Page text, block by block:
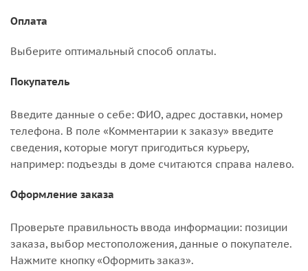
Оплата
Выберите оптимальный способ оплаты.
Покупатель
Введите данные о себе: ФИО, адрес доставки, номер
телефона. В поле «Комментарии к заказу» введите
сведения, которые могут пригодиться курьеру,
например: подъезды в доме считаются справа налево.
Оформление заказа
Проверьте правильность ввода информации: позиции
заказа, выбор местоположения, данные о покупателе.
Нажмите кнопку «Оформить заказ».